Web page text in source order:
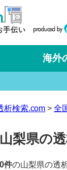
手伝い
海外
析検索.com 全
山梨県の
件の山梨県の透